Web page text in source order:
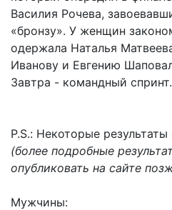
Василия Рочева,
«бронзу». У женщин
одержала Наталья
Иванову и Евгению
Завтра - командный спринт.
P.S.: Некоторые
(более подробные
опубликовать на сайте
Мужчины: